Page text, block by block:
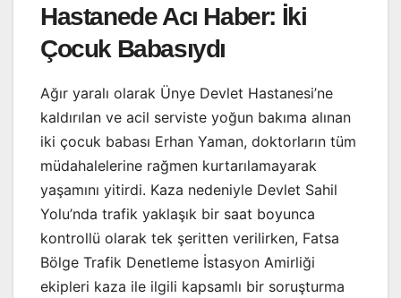
Hastanede Acı Haber: İki
Çocuk Babasıydı
Ağır yaralı olarak Ünye Devlet Hastanesi’ne
kaldırılan ve acil serviste yoğun bakıma alınan
iki çocuk babası Erhan Yaman, doktorların tüm
müdahalelerine rağmen kurtarılamayarak
yaşamını yitirdi. Kaza nedeniyle Devlet Sahil
Yolu’nda trafik yaklaşık bir saat boyunca
kontrollü olarak tek şeritten verilirken, Fatsa
Bölge Trafik Denetleme İstasyon Amirliği
ekipleri kaza ile ilgili kapsamlı bir soruşturma